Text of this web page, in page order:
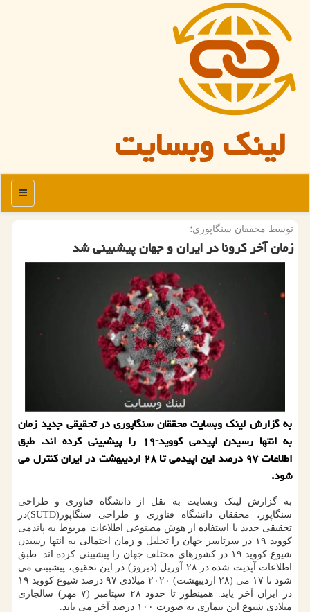
لینک وبسایت
منو
توسط محققان سنگاپوری؛
زمان آخر كرونا در ایران و جهان پیشبینی شد
به گزارش لینك وبسایت محققان سنگاپوری در تحقیقی جدید زمان
به انتها رسیدن اپیدمی كووید-۱۹ را پیشبینی كرده اند. طبق
اطلاعات ۹۷ درصد این اپیدمی تا ۲۸ اردیبهشت در ایران كنترل می
شود.
به گزارش لینک وبسایت به نقل از دانشگاه فناوری و طراحی
سنگاپور، محققان دانشگاه فناوری و طراحی سنگاپور(SUTD)در
تحقیقی جدید با استفاده از هوش مصنوعی اطلاعات مربوط به پاندمی
کووید ۱۹ در سرتاسر جهان را تحلیل و زمان احتمالی به انتها رسیدن
شیوع کووید ۱۹ در کشورهای مختلف جهان را پیشبینی کرده اند. طبق
اطلاعات آپدیت شده در ۲۸ آوریل (دیروز) در این تحقیق، پیشبینی می
شود تا ۱۷ می (۲۸ اردیبهشت) ۲۰۲۰ میلادی ۹۷ درصد شیوع کووید ۱۹
در ایران آخر یابد. همینطور تا حدود ۲۸ سپتامبر (۷ مهر) سالجاری
میلادی شیوع این بیماری به صورت ۱۰۰ درصد آخر می یابد.